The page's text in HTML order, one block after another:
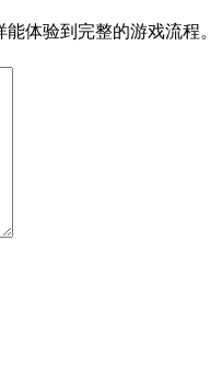
体验到完整的游戏流程。